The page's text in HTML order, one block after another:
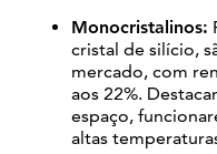
Monocristalinos:
cristal de silício,
mercado, com
aos 22%.
espaço,
altas